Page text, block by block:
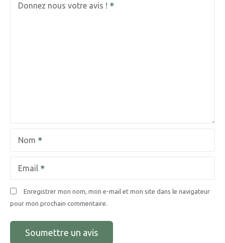
Donnez nous votre avis !
Nom
Email
Enregistrer mon nom, mon e-mail et mon site dans le navigateur
pour mon prochain commentaire.